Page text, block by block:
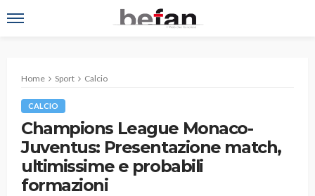
Home Sport Calcio
CALCIO
Champions League Monaco-
Juventus: Presentazione match,
ultimissime e probabili
formazioni